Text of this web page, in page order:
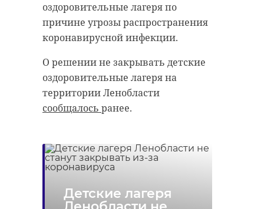
оздоровительные лагеря по
причине угрозы распространения
коронавирусной инфекции.
О решении не закрывать детские
оздоровительные лагеря на
территории Ленобласти
сообщалось ранее.
Детские лагеря
Подписывайтесь на нас в
Сейчас расчищают рамы, снимают
старый слой краски.
Реставрируют уникальные
утепление пенькой,
антибиологическая и
Подписывайтесь на нас в
Руслан Семенченко мечтает,
чтобы историки-профессионалы
больше узнали о жизни Анны. В
летней давности и, может тогда,
удастся узнать, какой была жизнь
в Сосновом Бору.